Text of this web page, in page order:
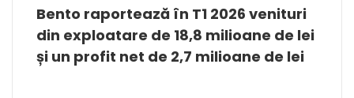
Bento raportează în T1 2026 venituri
din exploatare de 18,8 milioane de lei
și un profit net de 2,7 milioane de lei